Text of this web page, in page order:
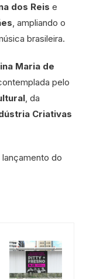
dos Reis e
, ampliando o
brasileira.
Maria de
pelo
, da
Criativas
do